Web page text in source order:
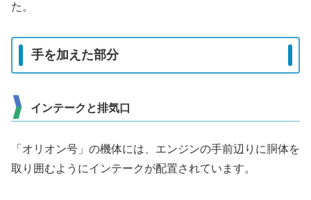
た。
手を加えた部分
インテークと排気口
「オリオン号」の機体には、エンジンの手前辺りに胴体を
取り囲むようにインテークが配置されています。